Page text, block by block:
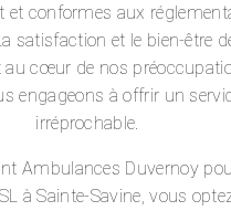
et conformes aux
satisfaction et le bien-être
au cœur de nos
engageons à offrir un
irréprochable.
Ambulances Duvernoy
à Sainte-Savine, vous